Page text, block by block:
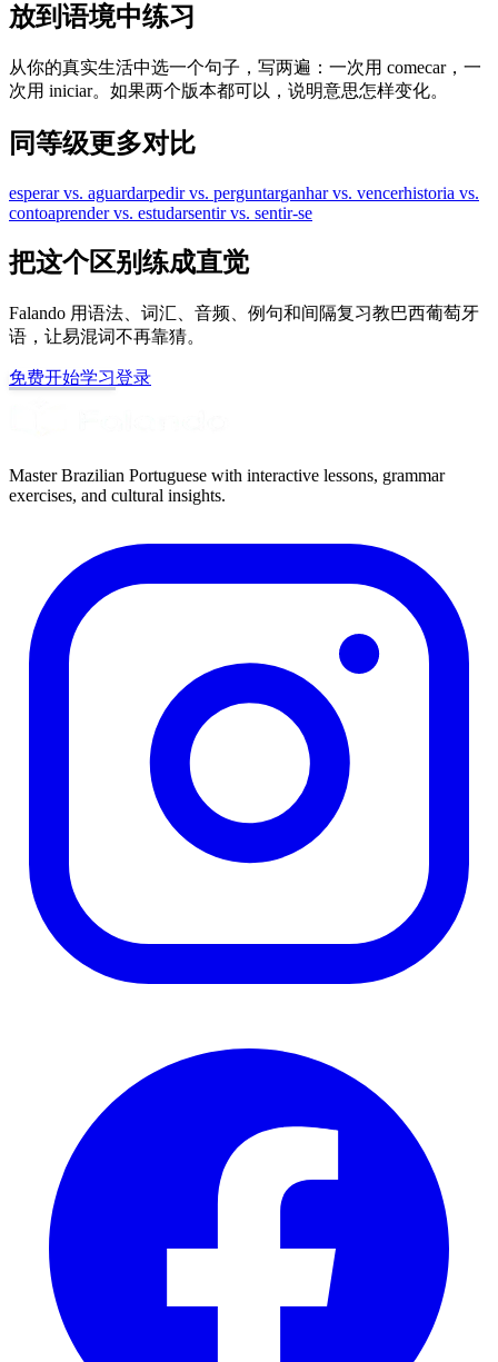
放到语境中练习
从你的真实生活中选一个句子，写两遍：一次用 comecar，一
次用 iniciar。如果两个版本都可以，说明意思怎样变化。
同等级更多对比
esperar vs. aguardarpedir vs. perguntarganhar vs. vencerhistoria vs.
contoaprender vs. estudarsentir vs. sentir-se
把这个区别练成直觉
Falando 用语法、词汇、音频、例句和间隔复习教巴西葡萄牙
语，让易混词不再靠猜。
免费开始学习登录
Master Brazilian Portuguese with interactive lessons, grammar
exercises, and cultural insights.